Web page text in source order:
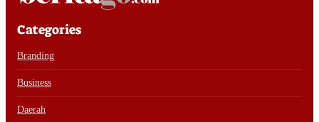
Categories
Branding
Business
Daerah